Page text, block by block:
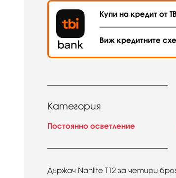
Купи на кредит от
Виж кредитните
Категория
Постоянно осветление
Държач Nanlite T12 за четири